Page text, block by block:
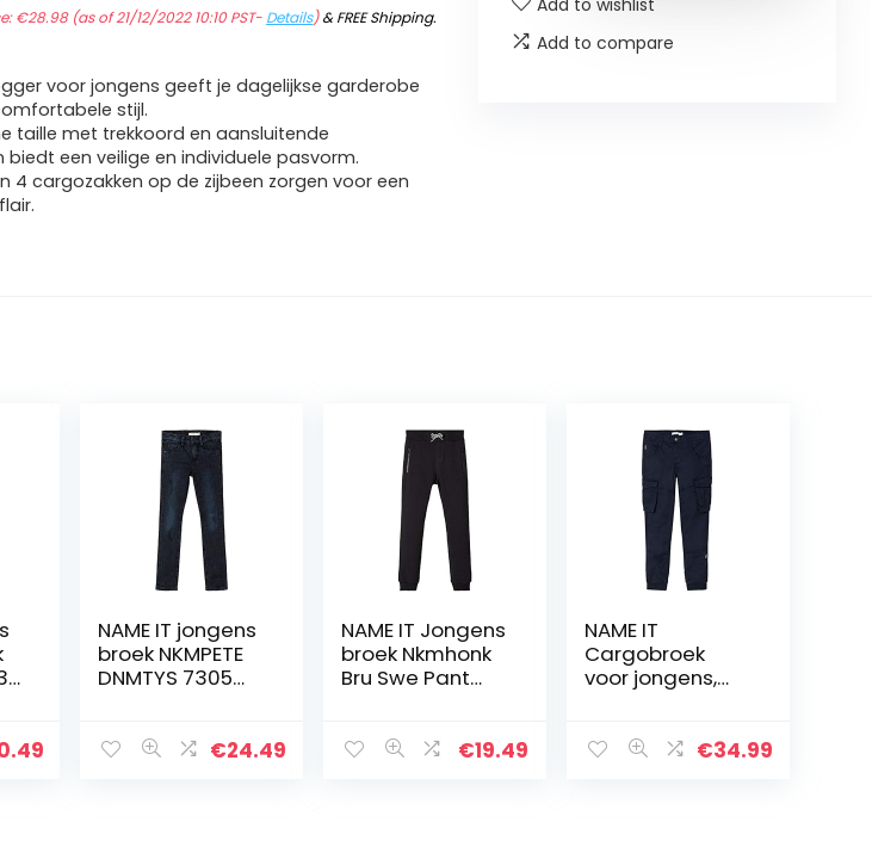
€28.98(as of 21/12/2022 10:10 PST- Details)&FREE Shipping.
voor jongens geeft je dagelijkse garderobe
stijl.
taille met trekkoord en aansluitende
een veilige en individuele pasvorm.
4 cargozakken op de zijbeen zorgen voor een
Add to wishlist
Add to compare
NAME IT jongens
broek NKMPETE
DNMTYS 7305
€24.49
NAME IT Jongens
broek Nkmhonk
Bru Swe Pant
€19.49
NAME IT
Cargobroek
voor jongens,
€34.99